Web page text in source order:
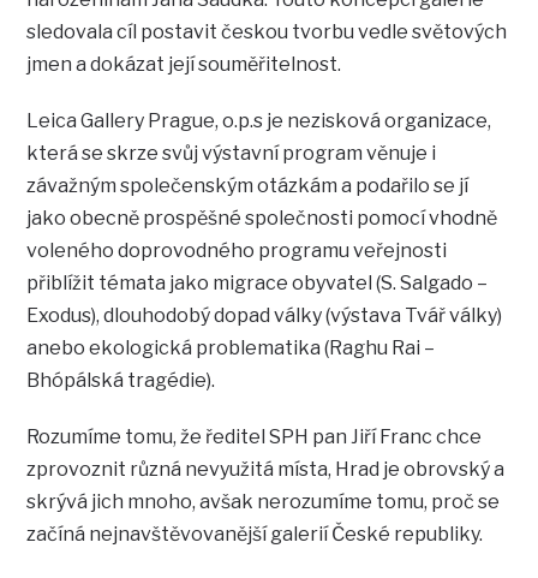
sledovala cíl postavit českou tvorbu vedle světových
jmen a dokázat její souměřitelnost.
Leica Gallery Prague, o.p.s je nezisková organizace,
která se skrze svůj výstavní program věnuje i
závažným společenským otázkám a podařilo se jí
jako obecně prospěšné společnosti pomocí vhodně
voleného doprovodného programu veřejnosti
přiblížit témata jako migrace obyvatel (S. Salgado –
Exodus), dlouhodobý dopad války (výstava Tvář války)
anebo ekologická problematika (Raghu Rai –
Bhópálská tragédie).
Rozumíme tomu, že ředitel SPH pan Jiří Franc chce
zprovoznit různá nevyužitá místa, Hrad je obrovský a
skrývá jich mnoho, avšak nerozumíme tomu, proč se
začíná nejnavštěvovanější galerií České republiky.